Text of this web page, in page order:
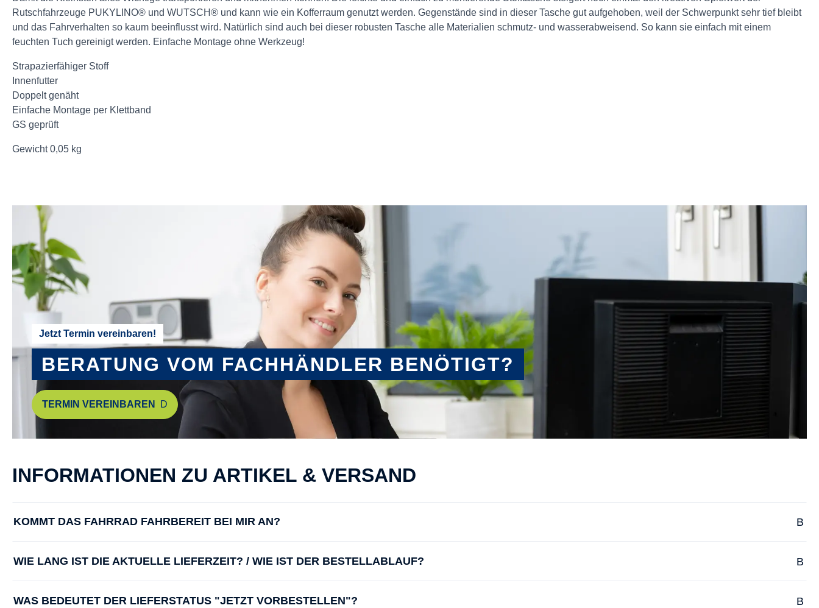
Rutschfahrzeuge PUKYLINO® und WUTSCH® und kann wie ein Kofferraum genutzt werden. Gegenstände sind in dieser Tasche gut aufgehoben, weil der Schwerpunkt sehr tief bleibt
und das Fahrverhalten so kaum beeinflusst wird. Natürlich sind auch bei dieser robusten Tasche alle Materialien schmutz- und wasserabweisend. So kann sie einfach mit einem
feuchten Tuch gereinigt werden. Einfache Montage ohne Werkzeug!
Strapazierfähiger Stoff
Innenfutter
Doppelt genäht
Einfache Montage per Klettband
GS geprüft
Gewicht 0,05 kg
Jetzt Termin vereinbaren!
BERATUNG VOM FACHHÄNDLER BENÖTIGT?
TERMIN VEREINBAREN
INFORMATIONEN ZU ARTIKEL & VERSAND
KOMMT DAS FAHRRAD FAHRBEREIT BEI MIR AN?
WIE LANG IST DIE AKTUELLE LIEFERZEIT? / WIE IST DER BESTELLABLAUF?
WAS BEDEUTET DER LIEFERSTATUS "JETZT VORBESTELLEN"?